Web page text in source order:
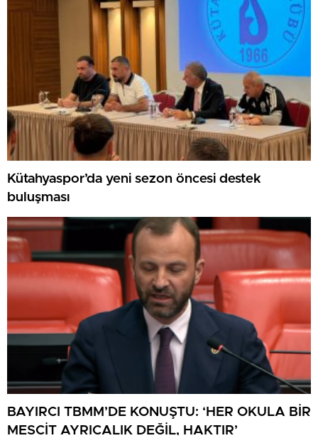
Kütahyaspor’da yeni sezon öncesi destek
buluşması
BAYIRCI TBMM’DE KONUŞTU: ‘HER OKULA BİR
MESCİT AYRICALIK DEĞİL, HAKTIR’